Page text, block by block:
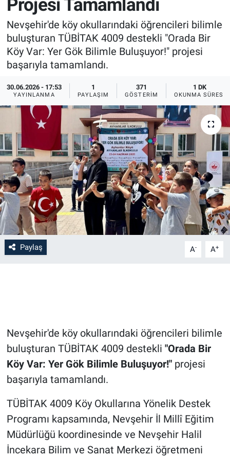
Projesi Tamamlandı
Nevşehir'de köy okullarındaki öğrencileri bilimle
buluşturan TÜBİTAK 4009 destekli "Orada Bir
Köy Var: Yer Gök Bilimle Buluşuyor!" projesi
başarıyla tamamlandı.
30.06.2026 - 17:53
YAYINLANMA
1
PAYLAŞIM
371
GÖSTERIM
1 DK
OKUNMA SÜRESI
Paylaş A- A+
Nevşehir'de köy okullarındaki öğrencileri bilimle
buluşturan TÜBİTAK 4009 destekli "Orada Bir
Köy Var: Yer Gök Bilimle Buluşuyor!"projesi
başarıyla tamamlandı.
TÜBİTAK 4009 Köy Okullarına Yönelik Destek
Programı kapsamında, Nevşehir İl Millî Eğitim
Müdürlüğü koordinesinde ve Nevşehir Halil
İncekara Bilim ve Sanat Merkezi öğretmeni
Sağlık
Yerel
Genel
Asayiş
İlan - Duyuru- Mesaj
Türkiye Gündemi
Sizden Gelenler
Yaşam
Sağlık
Eğitim
Kültür
3.Sayfa
Medya
Bilim-Tek
Kayseri
Niğde
Aksaray
Yerel
İlan - Duyuru- Mesaj
Türkiye Gündemi
Sizden Gelenler